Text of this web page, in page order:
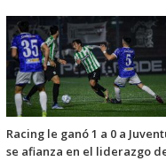
Racing le ganó 1 a 0 a
se afianza en el liderazgo